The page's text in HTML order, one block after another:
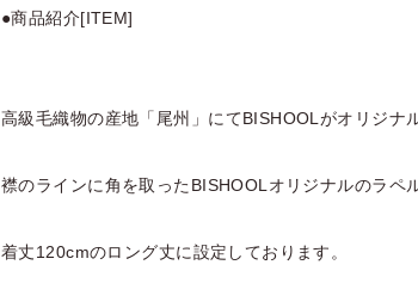
●商品紹介[ITEM]
高級毛織物の産地「尾州」にてBISHOOLがオリジナ
襟のラインに角を取ったBISHOOLオリジナルのラペ
着丈120cmのロング丈に設定しております。